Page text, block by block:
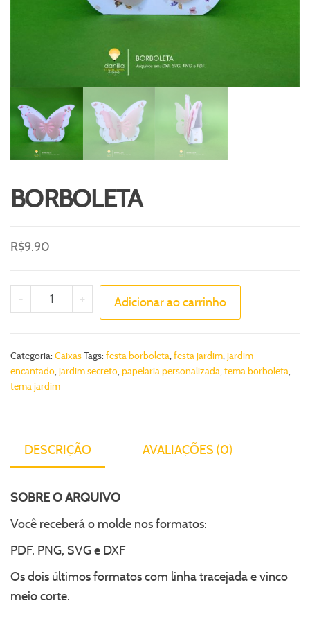
BORBOLETA
R$9.90
- + Adicionar ao carrinho
Categoria: CaixasTags: festa borboleta festa jardim jardim
encantado jardim secreto papelaria personalizada tema borboleta
tema jardim
DESCRIÇÃO AVALIAÇÕES (0)
SOBRE O ARQUIVO
Você receberá o molde nos formatos:
PDF, PNG, SVG e DXF
Os dois últimos formatos com linha tracejada e vinco
meio corte.